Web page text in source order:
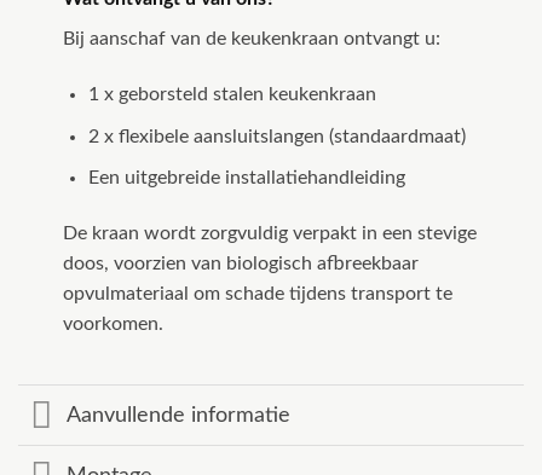
Bij aanschaf van de keukenkraan ontvangt u:
1 x geborsteld stalen keukenkraan
2 x flexibele aansluitslangen (standaardmaat)
Een uitgebreide installatiehandleiding
De kraan wordt zorgvuldig verpakt in een stevige
doos, voorzien van biologisch afbreekbaar
opvulmateriaal om schade tijdens transport te
voorkomen.
Aanvullende informatie